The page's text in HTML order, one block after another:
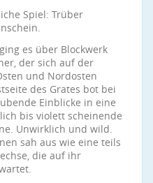
Spiel: Trüber
es über Blockwerk
der sich auf der
und Nordosten
des Grates bot bei
Einblicke in eine
bis violett scheinende
Unwirklich und wild.
sah aus wie eine teils
die auf ihr